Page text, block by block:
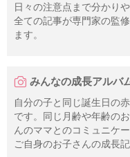
日々の注意点まで分かり
全ての記事が専門家の監
ます。
みんなの成長アルバ
自分の子と同じ誕生日の
です。同じ月齢や年齢の
んのママとのコミュニケ
ご自身のお子さんの成長